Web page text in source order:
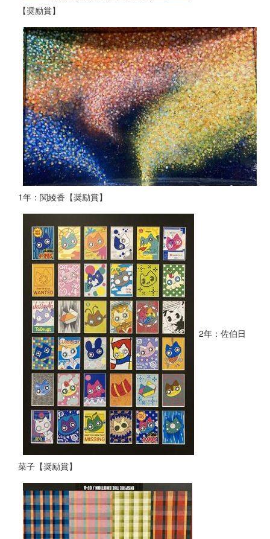
【奨励賞】
1年：関綾香【奨励賞】
2年：佐伯日
菜子【奨励賞】